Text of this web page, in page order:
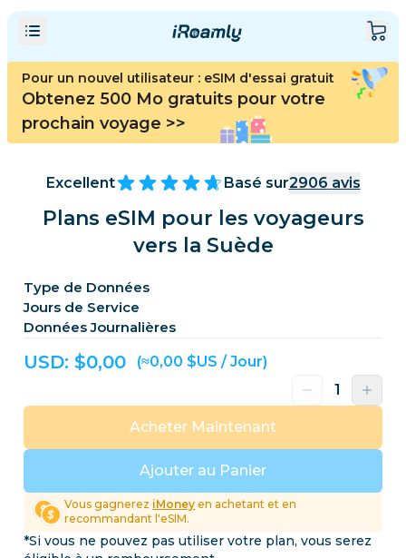
Pour un nouvel utilisateur : eSIM d'essai gratuit
Obtenez 500 Mo gratuits pour votre
prochain voyage >>
Excellent Basé sur2906 avis
Plans eSIM pour les voyageurs
vers la Suède
Type de Données
Jours de Service
Données Journalières
USD: $0,00 (≈0,00 $US / Jour)
Ajouter au Panier
Acheter Maintenant
Vous gagnerez iMoney en achetant et en
recommandant l'eSIM.
*Si vous ne pouvez pas utiliser votre plan, vous serez